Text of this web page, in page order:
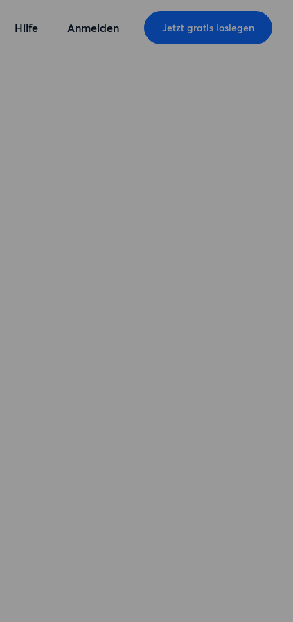
Hilfe Anmelden Jetzt gratis loslegen